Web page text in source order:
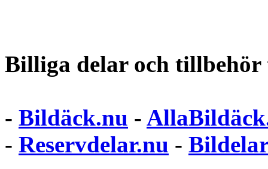
Billiga delar och
- Bildäck.nu -
- Reservdelar.nu - Bildelar